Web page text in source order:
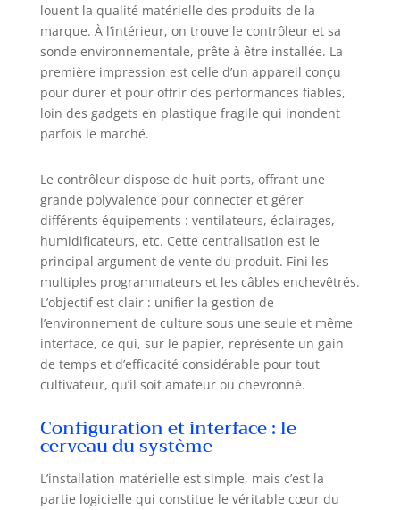
louent la qualité matérielle des produits de la
marque. À l’intérieur, on trouve le contrôleur et sa
sonde environnementale, prête à être installée. La
première impression est celle d’un appareil conçu
pour durer et pour offrir des performances fiables,
loin des gadgets en plastique fragile qui inondent
parfois le marché.
Le contrôleur dispose de huit ports, offrant une
grande polyvalence pour connecter et gérer
différents équipements : ventilateurs, éclairages,
humidificateurs, etc. Cette centralisation est le
principal argument de vente du produit. Fini les
multiples programmateurs et les câbles enchevêtrés.
L’objectif est clair : unifier la gestion de
l’environnement de culture sous une seule et même
interface, ce qui, sur le papier, représente un gain
de temps et d’efficacité considérable pour tout
cultivateur, qu’il soit amateur ou chevronné.
Configuration et interface : le
cerveau du système
L’installation matérielle est simple, mais c’est la
partie logicielle qui constitue le véritable cœur du